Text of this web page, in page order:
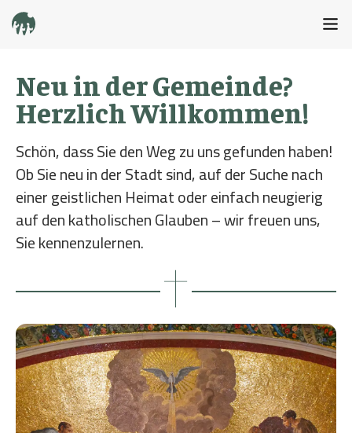
Neu in der Gemeinde?
Herzlich Willkommen!
Schön, dass Sie den Weg zu uns gefunden haben!
Ob Sie neu in der Stadt sind, auf der Suche nach
einer geistlichen Heimat oder einfach neugierig
auf den katholischen Glauben – wir freuen uns,
Sie kennenzulernen.